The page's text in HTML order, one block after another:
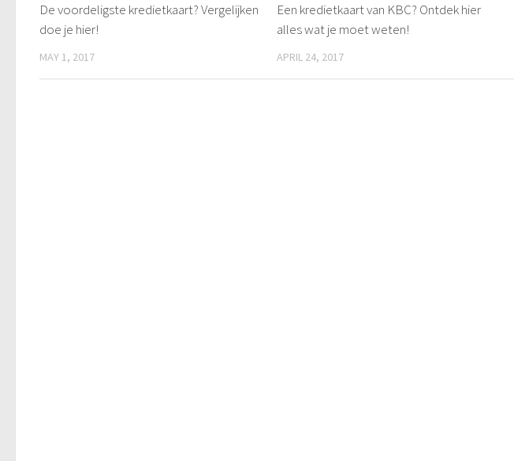
De voordeligste kredietkaart? Vergelijken
doe je hier!
MAY 1, 2017
Een kredietkaart van KBC? Ontdek hier
alles wat je moet weten!
APRIL 24, 2017